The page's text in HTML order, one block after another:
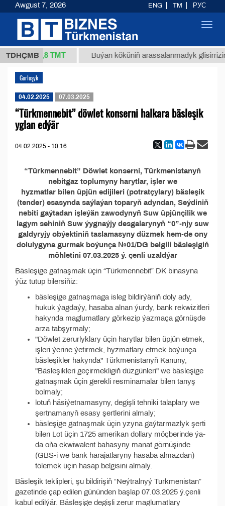
TDHÇMB
1 (kg.) 37,8 ТМТ Buýan köküniň arassalanmadyk
Gurluşyk
04.02.2025 07.03.2025
“Türkmennebit” döwlet konserni halkara bäsleşik
yglan edýär
04.02.2025 - 10:16
“Türkmennebit” Döwlet konserni, Türkmenistanyň
nebitgaz toplumyny harytlar, işler we
hyzmatlar bilen üpjün edijileri (potratçylary) bäsleşik
(tender) esasynda saýlaýan toparyň adyndan, Seýdiniň
nebiti gaýtadan işleýän zawodynyň Suw üpjünçilik we
lagym sehiniň Suw ýygnaýjy desgalarynyň “0”-njy suw
galdyryjy obýektiniň taslamasyny düzmek hem-de ony
dolulygyna gurmak boýunça №01/DG belgili bäsleşigiň
möhletini 07.03.2025 ý. çenli uzaldýar
Bäsleşige gatnaşmak üçin “Türkmennebit” DK binasyna
ýüz tutup bilersiňiz:
bäsleşige gatnaşmaga isleg bildirýäniň doly ady,
hukuk ýagdaýy, hasaba alnan ýurdy, bank rekwizitleri
hakynda maglumatlary görkezip ýazmaça görnüşde
arza tabşyrmaly;
"Döwlet zerurlyklary üçin harytlar bilen üpjün etmek,
işleri ýerine ýetirmek, hyzmatlary etmek boýunça
bäsleşikler hakynda" Türkmenistanyň Kanuny,
"Bäsleşikleri geçirmekligiň düzgünleri" we bäsleşige
gatnaşmak üçin gerekli resminamalar bilen tanyş
bolmaly;
lotuň häsiýetnamasyny, degişli tehniki talaplary we
şertnamanyň esasy şertlerini almaly;
bäsleşige gatnaşmak üçin yzyna gaýtarmazlyk şerti
bilen Lot üçin 1725 amerikan dollary möçberinde ýa-
da oňa ekwiwalent bahasyny manat görnüşinde
(GBS-i we bank harajatlaryny hasaba almazdan)
tölemek üçin hasap belgisini almaly.
Bäsleşik teklipleri, şu bildirişiň “Neýtralnyý Turkmenistan”
gazetinde çap edilen gününden başlap 07.03.2025 ý.çenli
kabul edilýär. Bäsleşige degişli zerur maglumatlary
Awgust 7, 2026 ENG TM РУС